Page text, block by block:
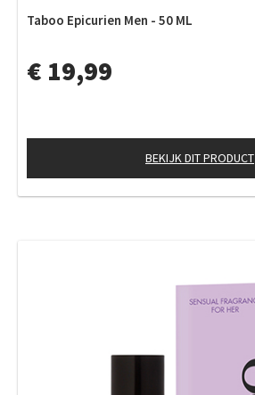
Taboo Epicurien Men - 50 ML
€ 19,99
BEKIJK DIT PRODUCT